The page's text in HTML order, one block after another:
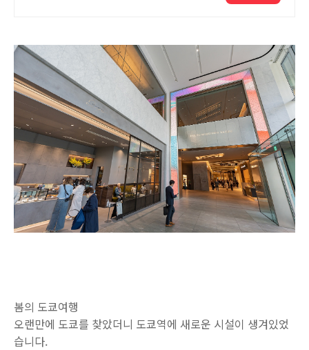
봄의 도쿄여행
오랜만에 도쿄를 찾았더니 도쿄역에 새로운 시설이 생겨있었
습니다.